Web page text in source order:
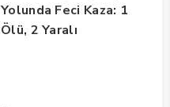
Yolunda Feci Kaza: 1
Ölü, 2 Yaralı